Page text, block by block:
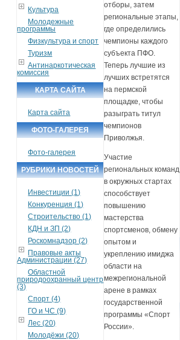
Культура
Молодежные
программы
Физкультура и спорт
Туризм
Антинаркотическая
комиссия
КАРТА САЙТА
Карта сайта
ФОТО-ГАЛЕРЕЯ
Фото-галерея
РУБРИКИ НОВОСТЕЙ
Инвестиции (1)
Конкуренция (1)
Строительство (1)
КДН и ЗП (2)
Роскомнадзор (2)
Правовые акты
Администрации (27)
Областной
природоохранный центр
(3)
Спорт (4)
ГО и ЧС (9)
Лес (20)
Молодёжи (20)
отборы, затем
региональные этапы,
где определились
чемпионы каждого
субъекта ПФО.
Теперь лучшие из
лучших встретятся
на пермской
площадке, чтобы
разыграть титул
чемпионов
Приволжья.
Участие
региональных команд
в окружных стартах
способствует
повышению
мастерства
спортсменов, обмену
опытом и
укреплению имиджа
области на
межрегиональной
арене в рамках
государственной
программы «Спорт
России».